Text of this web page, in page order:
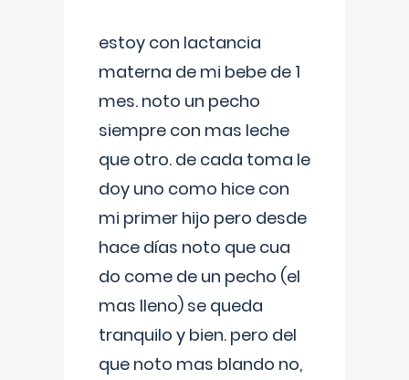
estoy con lactancia
materna de mi bebe de 1
mes. noto un pecho
siempre con mas leche
que otro. de cada toma le
doy uno como hice con
mi primer hijo pero desde
hace días noto que cua
do come de un pecho (el
mas lleno) se queda
tranquilo y bien. pero del
que noto mas blando no,